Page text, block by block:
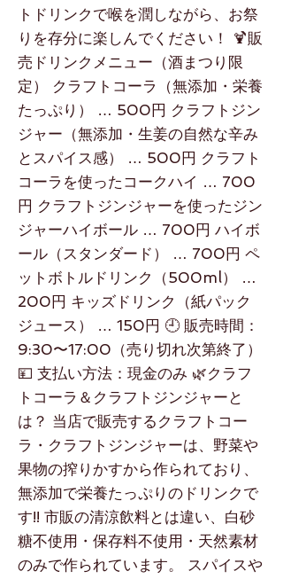
トドリンクで喉を潤しながら、お祭
りを存分に楽しんでください！ 🍹販
売ドリンクメニュー（酒まつり限
定） クラフトコーラ（無添加・栄養
たっぷり） … 500円 クラフトジン
ジャー（無添加・生姜の自然な辛み
とスパイス感） … 500円 クラフト
コーラを使ったコークハイ … 700
円 クラフトジンジャーを使ったジン
ジャーハイボール … 700円 ハイボ
ール（スタンダード） … 700円 ペ
ットボトルドリンク（500ml） …
200円 キッズドリンク（紙パック
ジュース） … 150円 🕘 販売時間：
9:30〜17:00（売り切れ次第終了）
💴 支払い方法：現金のみ 🌿クラフ
トコーラ＆クラフトジンジャーと
は？ 当店で販売するクラフトコー
ラ・クラフトジンジャーは、野菜や
果物の搾りかすから作られており、
無添加で栄養たっぷりのドリンクで
す!! 市販の清涼飲料とは違い、白砂
糖不使用・保存料不使用・天然素材
のみで作られています。 スパイスや